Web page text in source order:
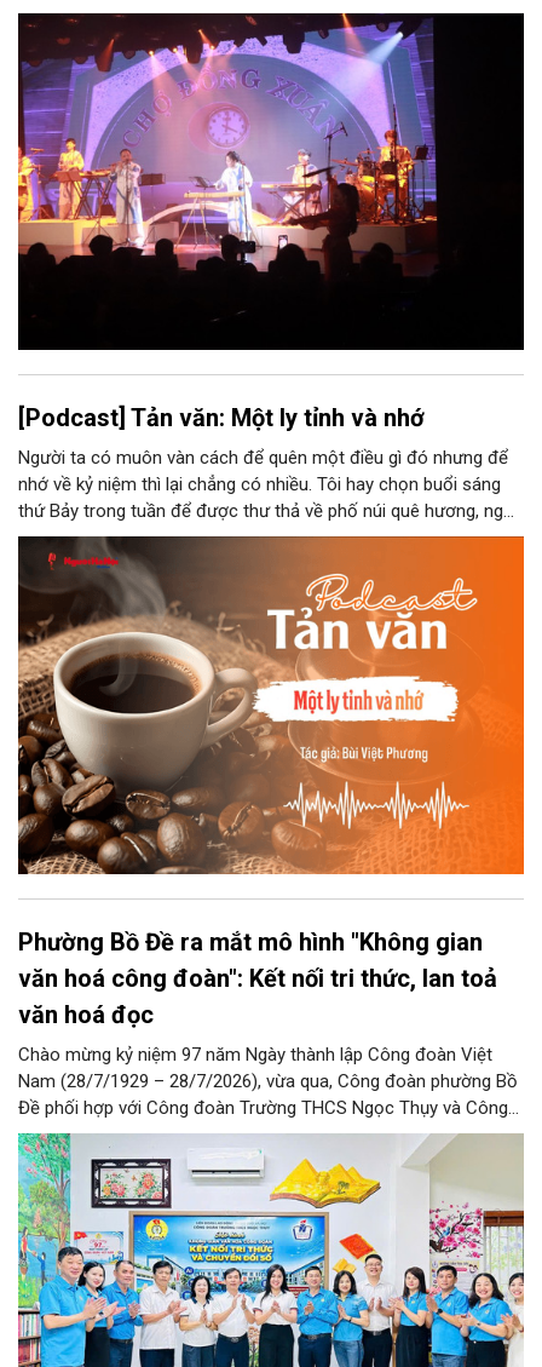
Long (số 31 - 33 phố Lương Văn Can, phường Hoàn Kiếm).
[Podcast] Tản văn: Một ly tỉnh và nhớ
Người ta có muôn vàn cách để quên một điều gì đó nhưng để
nhớ về kỷ niệm thì lại chẳng có nhiều. Tôi hay chọn buổi sáng
thứ Bảy trong tuần để được thư thả về phố núi quê hương, ngồi
đợi giọt đắng của đất đai, mưa nắng điểm từng nhịp xuống
chiếc ly sứ như đợi thời gian mở cánh cửa diệu kì của mình.
Phường Bồ Đề ra mắt mô hình "Không gian
văn hoá công đoàn": Kết nối tri thức, lan toả
văn hoá đọc
Chào mừng kỷ niệm 97 năm Ngày thành lập Công đoàn Việt
Nam (28/7/1929 – 28/7/2026), vừa qua, Công đoàn phường Bồ
Đề phối hợp với Công đoàn Trường THCS Ngọc Thụy và Công
đoàn Trường Tiểu học Ái Mộ B tổ chức Lễ ra mắt Mô hình
“Không gian văn hóa công đoàn”.